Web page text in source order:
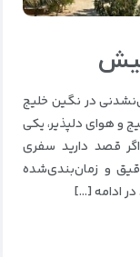
در نگین خلیج
و هوای دلپذیر، یکی
قصد دارید سفری
و زمان‌بندی‌شده
در ادامه […]